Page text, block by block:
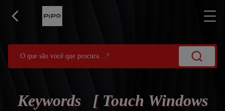
Keywords [ Touch Windows